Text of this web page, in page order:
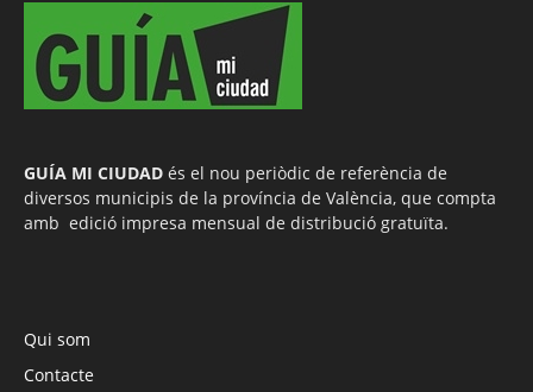
GUÍA MI CIUDAD és el nou periòdic de referència de
diversos municipis de la província de València, que compta
amb edició impresa mensual de distribució gratuïta.
Qui som
Contacte